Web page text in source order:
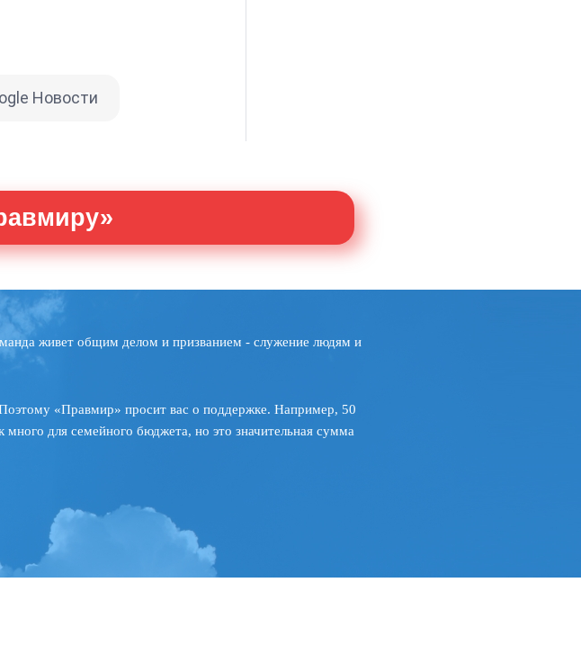
Новости
живет общим делом и призванием - служение людям и
«Правмир» просит вас о поддержке. Например, 50
для семейного бюджета, но это значительная сумма